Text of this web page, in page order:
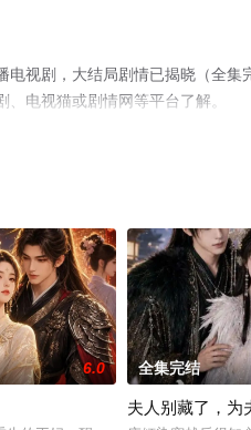
视剧，大结局剧情已揭晓（全集
电视猫或剧情网等平台了解。
6.0 全集完结
夫人别藏了，为